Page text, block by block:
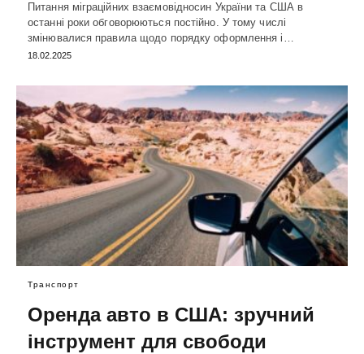
Питання міграційних взаємовідносин України та США в
останні роки обговорюються постійно. У тому числі
змінювалися правила щодо порядку оформлення і…
18.02.2025
Транспорт
Оренда авто в США: зручний
інструмент для свободи